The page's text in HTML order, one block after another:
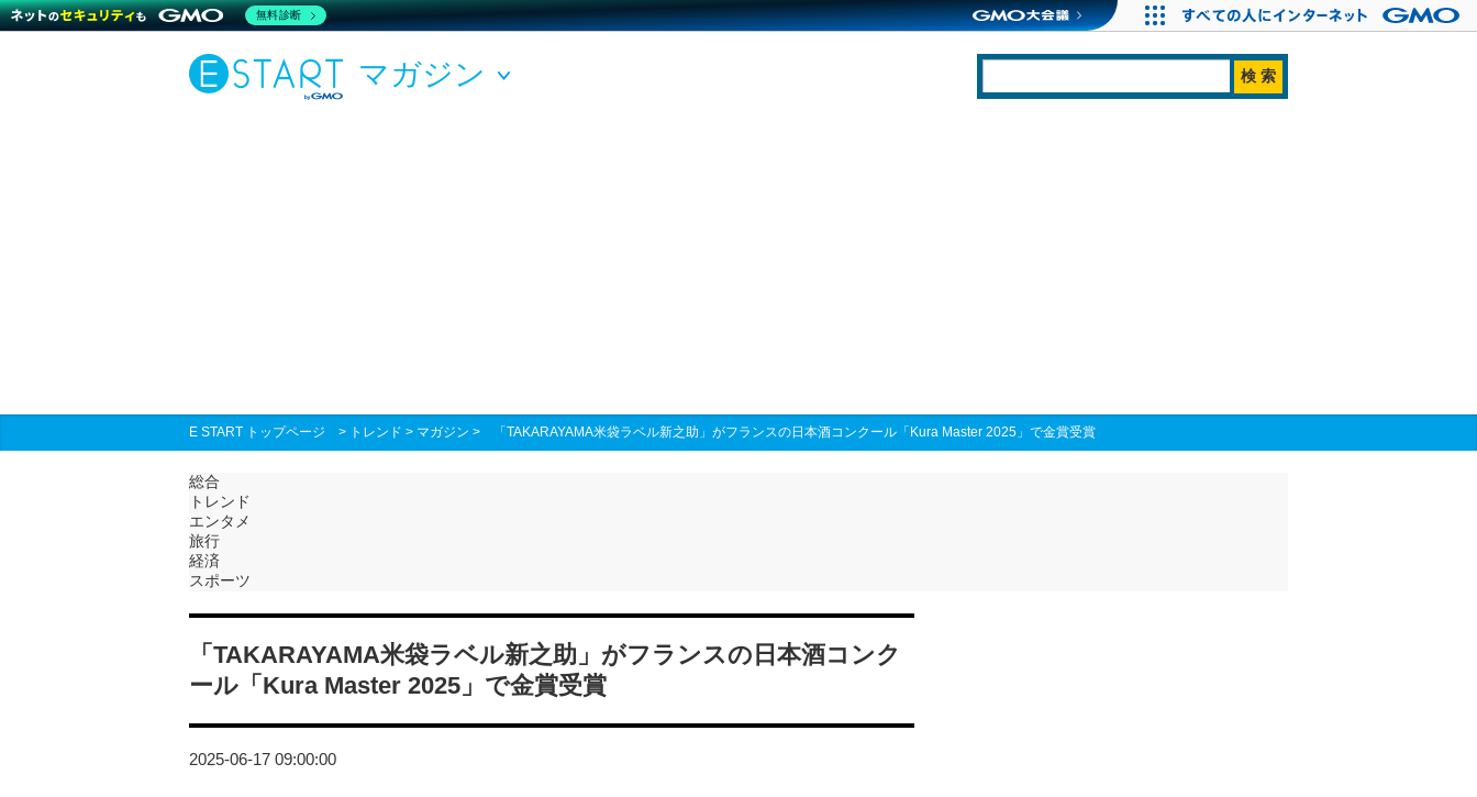
マガジン
E START トップページ > トレンド > マガジン > 「TAKARAYAMA米袋ラベル新之助」がフランスの日本酒コンクール「Kura Master 2025」で金賞受賞
総合
トレンド
エンタメ
旅行
経済
スポーツ
「TAKARAYAMA米袋ラベル新之助」がフランスの日本酒コンク
ール「Kura Master 2025」で金賞受賞
2025-06-17 09:00:00
無料診断